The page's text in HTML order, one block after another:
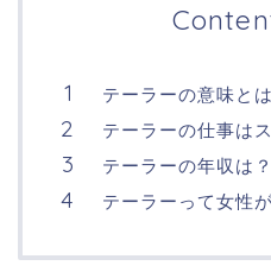
テーラーの意味と
テーラーの仕事は
テーラーの年収は？
テーラーって女性